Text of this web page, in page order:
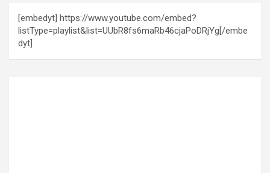
[embedyt] https://www.youtube.com/embed?
listType=playlist&list=UUbR8fs6maRb46cjaPoDRjYg[/embe
dyt]